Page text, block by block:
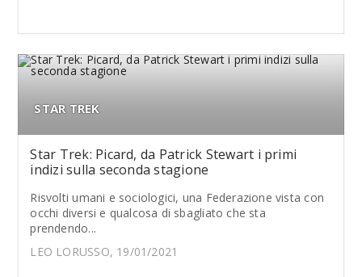
STAR TREK
Star Trek: Picard, da Patrick Stewart i primi
indizi sulla seconda stagione
Risvolti umani e sociologici, una Federazione vista con
occhi diversi e qualcosa di sbagliato che sta
prendendo...
LEO LORUSSO, 19/01/2021